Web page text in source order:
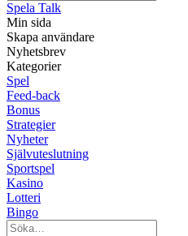
Spela Talk
Min sida
Skapa användare
Nyhetsbrev
Kategorier
Spel
Feed-back
Bonus
Strategier
Nyheter
Självuteslutning
Sportspel
Kasino
Lotteri
Bingo